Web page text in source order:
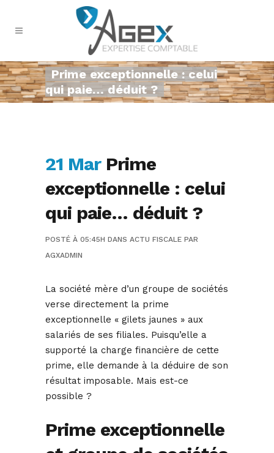
Prime exceptionnelle : celui
qui paie… déduit ?
21 MarPrime
exceptionnelle : celui
qui paie… déduit ?
POSTÉ À 05:45H DANS ACTU FISCALE PAR
AGXADMIN
La société mère d’un groupe de sociétés
verse directement la prime
exceptionnelle « gilets jaunes » aux
salariés de ses filiales. Puisqu’elle a
supporté la charge financière de cette
prime, elle demande à la déduire de son
résultat imposable. Mais est-ce
possible ?
Prime exceptionnelle